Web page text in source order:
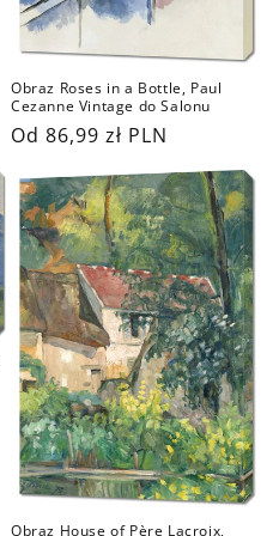
Obraz Roses in a Bottle, Paul
Cezanne Vintage do Salonu
Cena
Od 86,99 zł PLN
Obraz House of Père Lacroix,